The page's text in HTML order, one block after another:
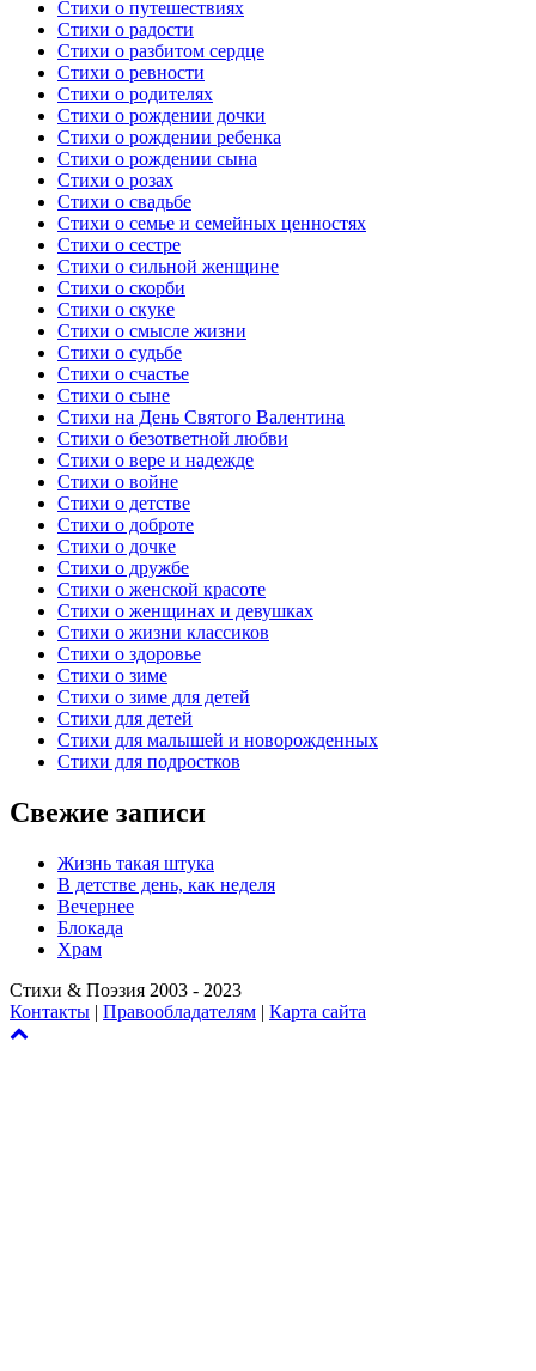
Стихи о путешествиях
Стихи о радости
Стихи о разбитом сердце
Стихи о ревности
Стихи о родителях
Стихи о рождении дочки
Стихи о рождении ребенка
Стихи о рождении сына
Стихи о розах
Стихи о свадьбе
Стихи о семье и семейных ценностях
Стихи о сестре
Стихи о сильной женщине
Стихи о скорби
Стихи о скуке
Стихи о смысле жизни
Стихи о судьбе
Стихи о счастье
Стихи о сыне
Стихи на День Святого Валентина
Стихи о безответной любви
Стихи о вере и надежде
Стихи о войне
Стихи о детстве
Стихи о доброте
Стихи о дочке
Стихи о дружбе
Стихи о женской красоте
Стихи о женщинах и девушках
Стихи о жизни классиков
Стихи о здоровье
Стихи о зиме
Стихи о зиме для детей
Стихи для детей
Стихи для малышей и новорожденных
Стихи для подростков
Свежие записи
Жизнь такая штука
В детстве день, как неделя
Вечернее
Блокада
Храм
Стихи & Поэзия 2003 - 2023
Контакты | Правообладателям | Карта сайта